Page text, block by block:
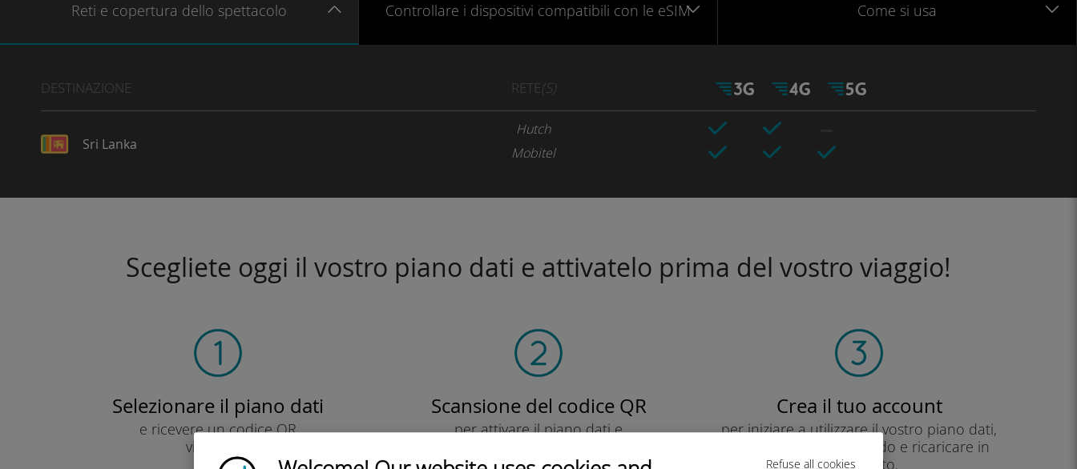
Refuse all cookies
Ubigi logo
Reti e copertura dello spettacolo Controllare i dispositivi compatibili con le eSIM Come si usa
DESTINAZIONE RETE(S)
Sri Lanka
Hutch
Mobitel
Scegliete oggi il vostro piano dati e attivatelo prima del vostro viaggio!
Selezionare il piano dati
e ricevere un codice QR
via e-mail.
Veloce!
Scansione del codice QR
per attivare il piano dati e
Semplice!
Crea il tuo account
per iniziare a utilizzare il vostro piano dati,
controllare il vostro saldo e ricaricare in
movimento.